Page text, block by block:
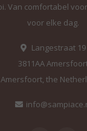
Van comfortabel
voor elke dag.
Langestraat 19
3811AA
Amersfoort, the